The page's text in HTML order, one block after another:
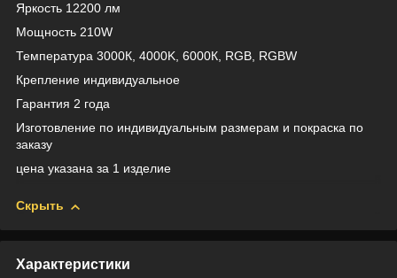
Яркость 12200 лм
Мощность 210W
Температура 3000К, 4000K, 6000К, RGB, RGBW
Крепление индивидуальное
Гарантия 2 года
Изготовление по индивидуальным размерам и покраска по
заказу
цена указана за 1 изделие
Скрыть
Характеристики